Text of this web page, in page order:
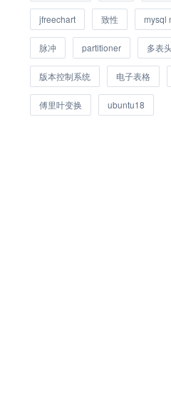
jfreechart 致性 mysql
脉冲 partitioner 多表
版本控制系统 电子表格
傅里叶变换 ubuntu18